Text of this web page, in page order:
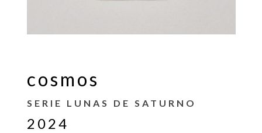
cosmos
SERIE LUNAS DE SATURNO
2024